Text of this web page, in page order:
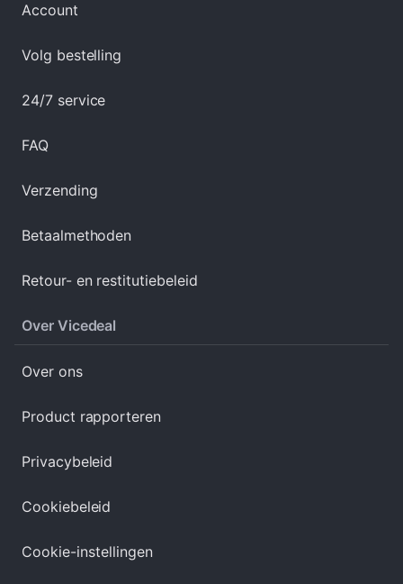
Account
Volg bestelling
24/7 service
FAQ
Verzending
Betaalmethoden
Retour- en restitutiebeleid
Over Vicedeal
Over ons
Product rapporteren
Privacybeleid
Cookiebeleid
Cookie-instellingen